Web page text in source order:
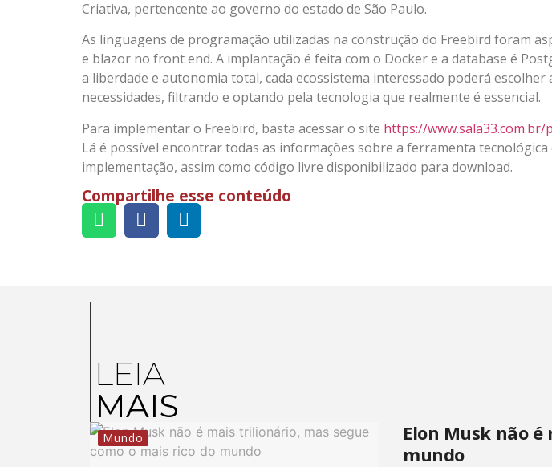
Criativa, pertencente ao governo do estado de São Paulo.
As linguagens de programação utilizadas na construção do Freebird foram
e blazor no front end. A implantação é feita com o Docker e a database é
a liberdade e autonomia total, cada ecossistema interessado poderá
necessidades, filtrando e optando pela tecnologia que realmente é essencial.
Para implementar o Freebird, basta acessar o site https://
Lá é possível encontrar todas as informações sobre a ferramenta tecnológica
implementação, assim como código livre disponibilizado para download.
Compartilhe esse conteúdo
LEIA
MAIS
Mundo
Elon Musk não
mundo